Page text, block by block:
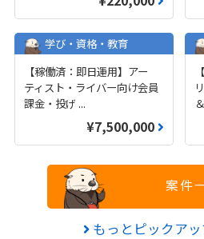
学び・資格・教育
【稼働済：即日運用】アー
ティスト・ライバー向け会員
課金・投げ ...
¥7,500,000
案件
もっとピックア